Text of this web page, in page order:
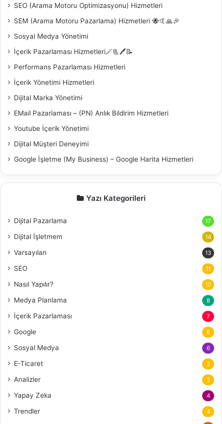
SEO (Arama Motoru Optimizasyonu) Hizmetleri
SEM (Arama Motoru Pazarlama) Hizmetleri 🐝🤙🙏🎉
Sosyal Medya Yönetimi
İçerik Pazarlaması Hizmetleri🪄📃🖊️📝
Performans Pazarlaması Hizmetleri
İçerik Yönetimi Hizmetleri
Dijital Marka Yönetimi
EMail Pazarlaması – (PN) Anlık Bildirim Hizmetleri
Youtube İçerik Yönetimi
Dijital Müşteri Deneyimi
Google İşletme (My Business) – Google Harita Hizmetleri
Yazı Kategorileri
Dijital Pazarlama 17
Dijital İşletmem 14
Varsayılan 13
SEO 11
Nasıl Yapılır? 10
Medya Planlama 8
İçerik Pazarlaması 7
Google 6
Sosyal Medya 6
E-Ticaret 5
Analizler 5
Yapay Zeka 4
Trendler 4